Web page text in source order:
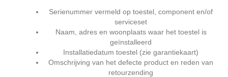
Serienummer vermeld op toestel, component en/of
serviceset
Naam, adres en woonplaats waar het toestel is
geïnstalleerd
Installatiedatum toestel (zie garantiekaart)
Omschrijving van het defecte product en reden van
retourzending